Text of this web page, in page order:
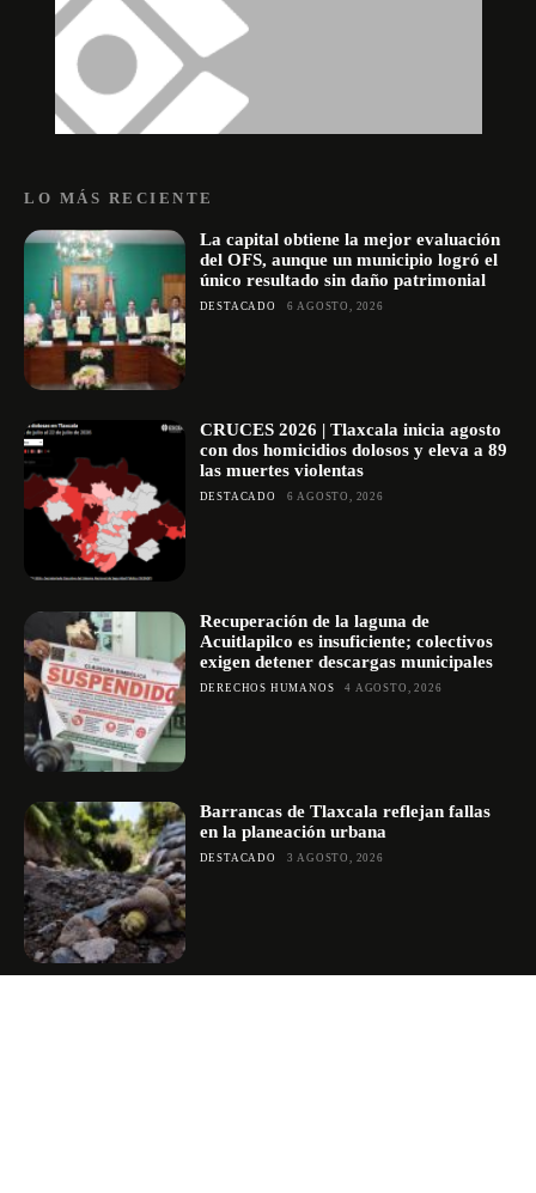
LO MÁS RECIENTE
La capital obtiene la mejor evaluación
del OFS, aunque un municipio logró el
único resultado sin daño patrimonial
DESTACADO 6 AGOSTO, 2026
CRUCES 2026 | Tlaxcala inicia agosto
con dos homicidios dolosos y eleva a 89
las muertes violentas
DESTACADO 6 AGOSTO, 2026
Recuperación de la laguna de
Acuitlapilco es insuficiente; colectivos
exigen detener descargas municipales
DERECHOS HUMANOS 4 AGOSTO, 2026
Barrancas de Tlaxcala reflejan fallas
en la planeación urbana
DESTACADO 3 AGOSTO, 2026